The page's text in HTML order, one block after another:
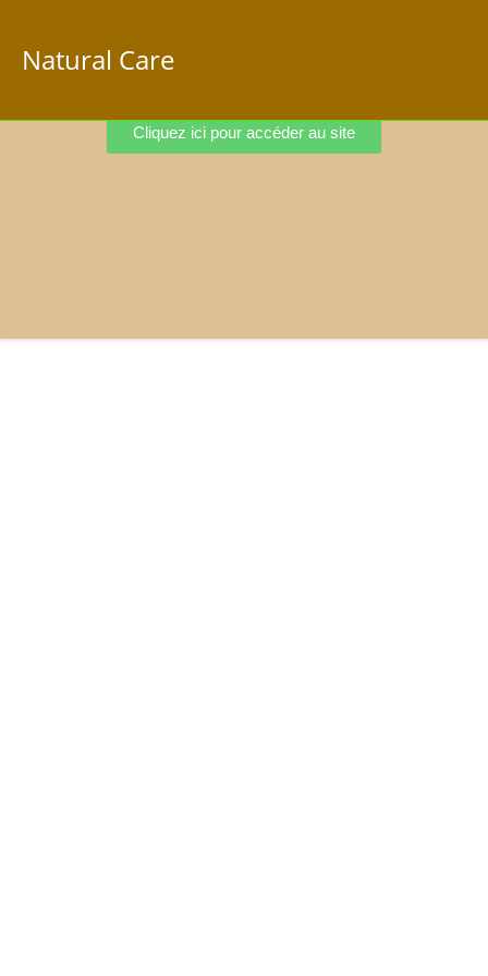
Natural Care
Cliquez ici pour accéder au site